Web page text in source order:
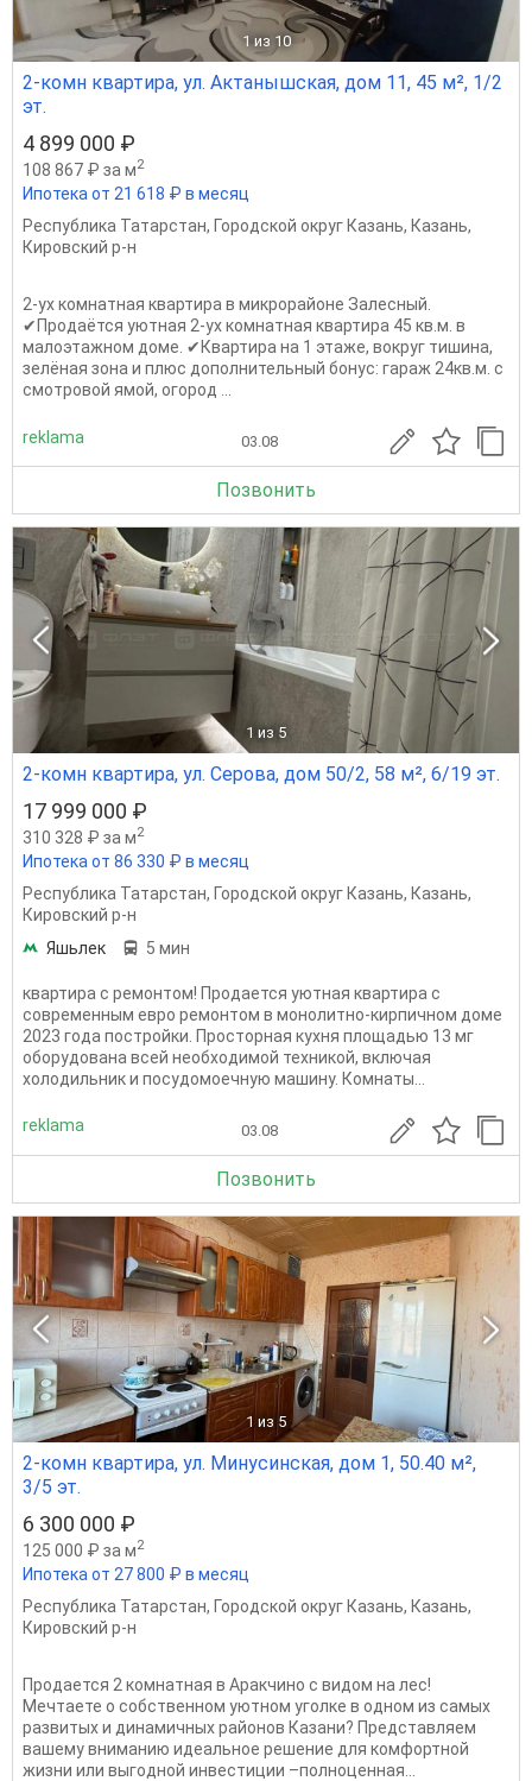
1 из 10
2-комн квартира, ул. Актанышская, дом 11, 45 м², 1/2
эт.
4 899 000 ₽
108 867 ₽ за м2
Ипотека от 21 618 ₽ в месяц
Республика Татарстан, Городской округ Казань, Казань,
Кировский р-н
2-ух комнатная квартира в микрорайоне Залесный.
✔Продаётся уютная 2-ух комнатная квартира 45 кв.м. в
малоэтажном доме. ✔Квартира на 1 этаже, вокруг тишина,
зелёная зона и плюс дополнительный бонус: гараж 24кв.м. с
смотровой ямой, огород ...
reklama 03.08
Позвонить
1 из 5
2-комн квартира, ул. Серова, дом 50/2, 58 м², 6/19 эт.
17 999 000 ₽
310 328 ₽ за м2
Ипотека от 86 330 ₽ в месяц
Республика Татарстан, Городской округ Казань, Казань,
Кировский р-н
Яшьлек
5 мин
квартира с ремонтом! Продается уютная квартира с
современным евро ремонтом в монолитно-кирпичном доме
2023 года постройки. Просторная кухня площадью 13 мг
оборудована всей необходимой техникой, включая
холодильник и посудомоечную машину. Комнаты...
reklama 03.08
Позвонить
1 из 5
2-комн квартира, ул. Минусинская, дом 1, 50.40 м²,
3/5 эт.
6 300 000 ₽
125 000 ₽ за м2
Ипотека от 27 800 ₽ в месяц
Республика Татарстан, Городской округ Казань, Казань,
Кировский р-н
Продается 2 комнатная в Аракчино с видом на лес!
Мечтаете о собственном уютном уголке в одном из самых
развитых и динамичных районов Казани? Представляем
вашему вниманию идеальное решение для комфортной
жизни или выгодной инвестиции –полноценная...